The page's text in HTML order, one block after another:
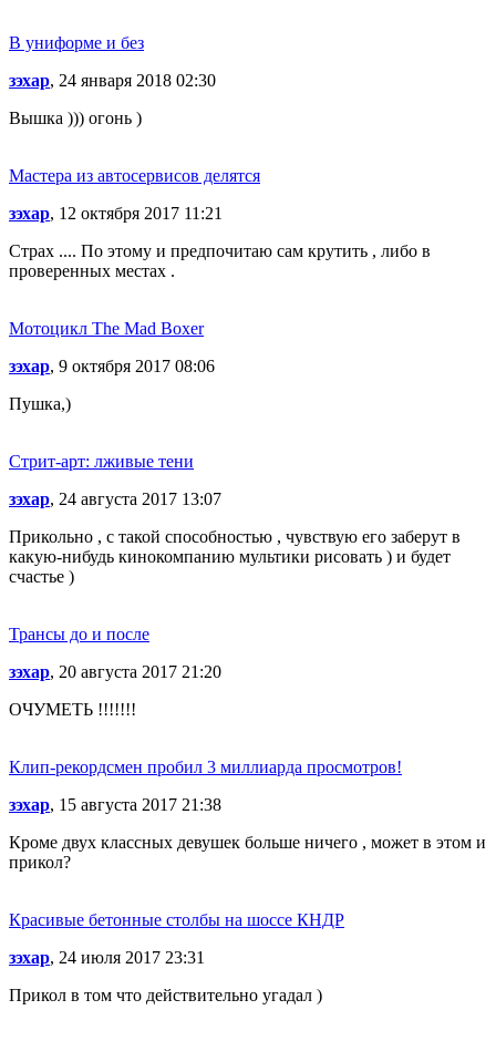
В униформе и без
зэхар, 24 января 2018 02:30
Вышка ))) огонь )
Мастера из автосервисов делятся
зэхар, 12 октября 2017 11:21
Страх .... По этому и предпочитаю сам крутить , либо в
проверенных местах .
Мотоцикл The Mad Boxer
зэхар, 9 октября 2017 08:06
Пушка,)
Стрит-арт: лживые тени
зэхар, 24 августа 2017 13:07
Прикольно , с такой способностью , чувствую его заберут в
какую-нибудь кинокомпанию мультики рисовать ) и будет
счастье )
Трансы до и после
зэхар, 20 августа 2017 21:20
ОЧУМЕТЬ !!!!!!!
Клип-рекордсмен пробил 3 миллиарда просмотров!
зэхар, 15 августа 2017 21:38
Кроме двух классных девушек больше ничего , может в этом и
прикол?
Красивые бетонные столбы на шоссе КНДР
зэхар, 24 июля 2017 23:31
Прикол в том что действительно угадал )